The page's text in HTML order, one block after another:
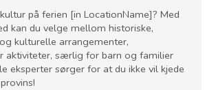
på ferien [in LocationName]? Med
kan du velge mellom historiske,
kulturelle arrangementer,
aktiviteter, særlig for barn og familier
eksperter sørger for at du ikke vil kjede